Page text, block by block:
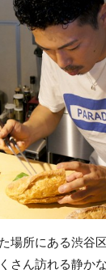
場所にある渋谷
さん訪れる静か